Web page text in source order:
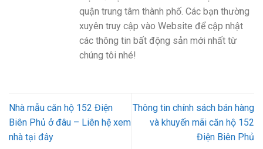
quận trung tâm thành phố. Các bạn thường
xuyên truy cập vào Website để cập nhật
các thông tin bất động sản mới nhất từ
chúng tôi nhé!
Nhà mẫu căn hộ 152 Điện
Biên Phủ ở đâu – Liên hệ xem
nhà tại đây
Thông tin chính sách bán hàng
và khuyến mãi căn hộ 152
Điện Biên Phủ